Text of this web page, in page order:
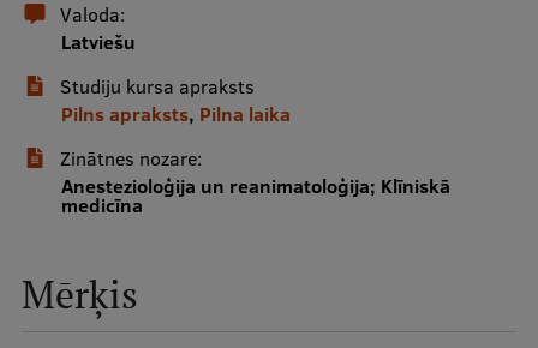
Stratēģija
Vēsture un tradīcijas
Identitāte
RSU fonds
Muzeji un ekspozīcijas
Valoda:
Latviešu
Studiju kursa apraksts
Pilns apraksts, Pilna laika
Zinātnes nozare:
Anestezioloģija un reanimatoloģija; Klīniskā
medicīna
Mērķis